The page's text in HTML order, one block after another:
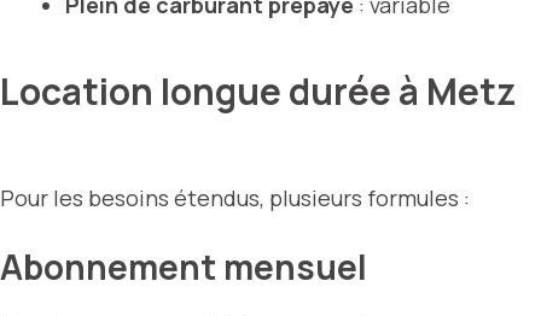
Location longue durée à Metz
Pour les besoins étendus, plusieurs formules :
Abonnement mensuel